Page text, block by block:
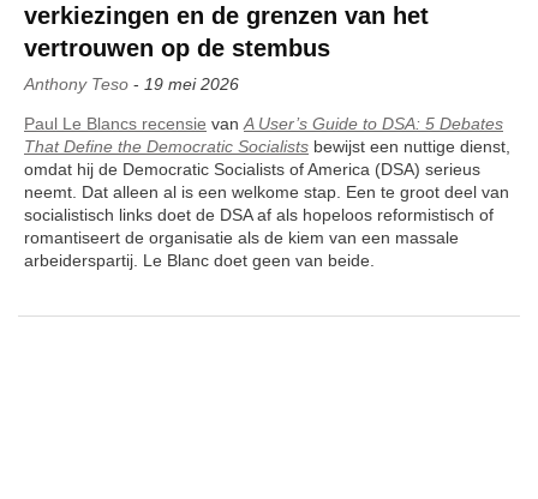
verkiezingen en de grenzen van het
vertrouwen op de stembus
Anthony Teso - 19 mei 2026
Paul Le Blancs recensie van A User’s Guide to DSA: 5 Debates
That Define the Democratic Socialists bewijst een nuttige dienst,
omdat hij de Democratic Socialists of America (DSA) serieus
neemt. Dat alleen al is een welkome stap. Een te groot deel van
socialistisch links doet de DSA af als hopeloos reformistisch of
romantiseert de organisatie als de kiem van een massale
arbeiderspartij. Le Blanc doet geen van beide.